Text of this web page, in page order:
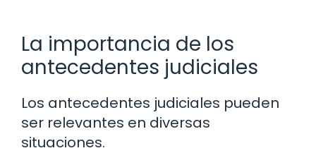
La importancia de los
antecedentes judiciales
Los antecedentes judiciales pueden
ser relevantes en diversas
situaciones.